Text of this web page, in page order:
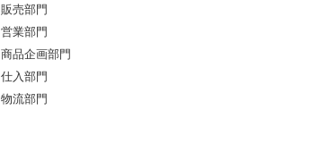
販売部門
営業部門
商品企画部門
仕入部門
物流部門